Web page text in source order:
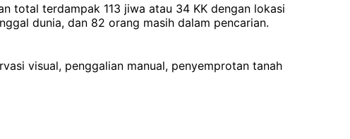
total terdampak 113 jiwa atau 34 KK dengan lokasi
dunia, dan 82 orang masih dalam pencarian.
visual, penggalian manual, penyemprotan tanah